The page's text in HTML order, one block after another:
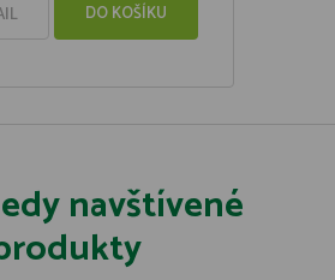
DO KOŠÍKU
navštívené